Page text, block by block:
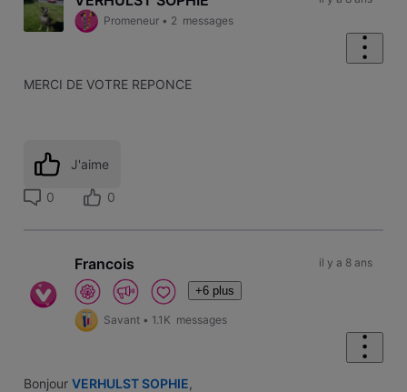
Promeneur • 2 messages
MERCI DE VOTRE REPONCE
J'aime
0 0
Francois
+6 plus
Savant • 1.1K messages
il y a 8 ans
Bonjour VERHULST SOPHIE,